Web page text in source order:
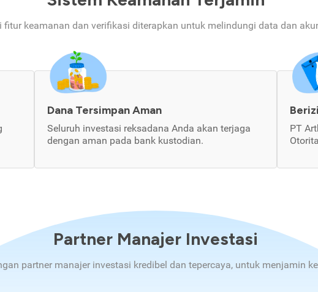
fitur keamanan dan verifikasi diterapkan untuk melindungi data dan
Dana Tersimpan Aman
Seluruh investasi reksadana Anda akan terjaga
dengan aman pada bank kustodian.
PT
Partner Manajer Investasi
partner manajer investasi kredibel dan tepercaya, untuk menjamin